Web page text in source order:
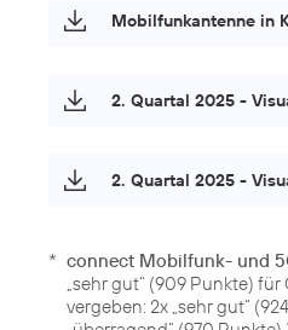
Mobilfunkantenne in
2. Quartal 2025 -
2. Quartal 2025 -
* connect Mobilfunk- und
„sehr gut“ (909 Punkte) für
vergeben: 2x „sehr gut“